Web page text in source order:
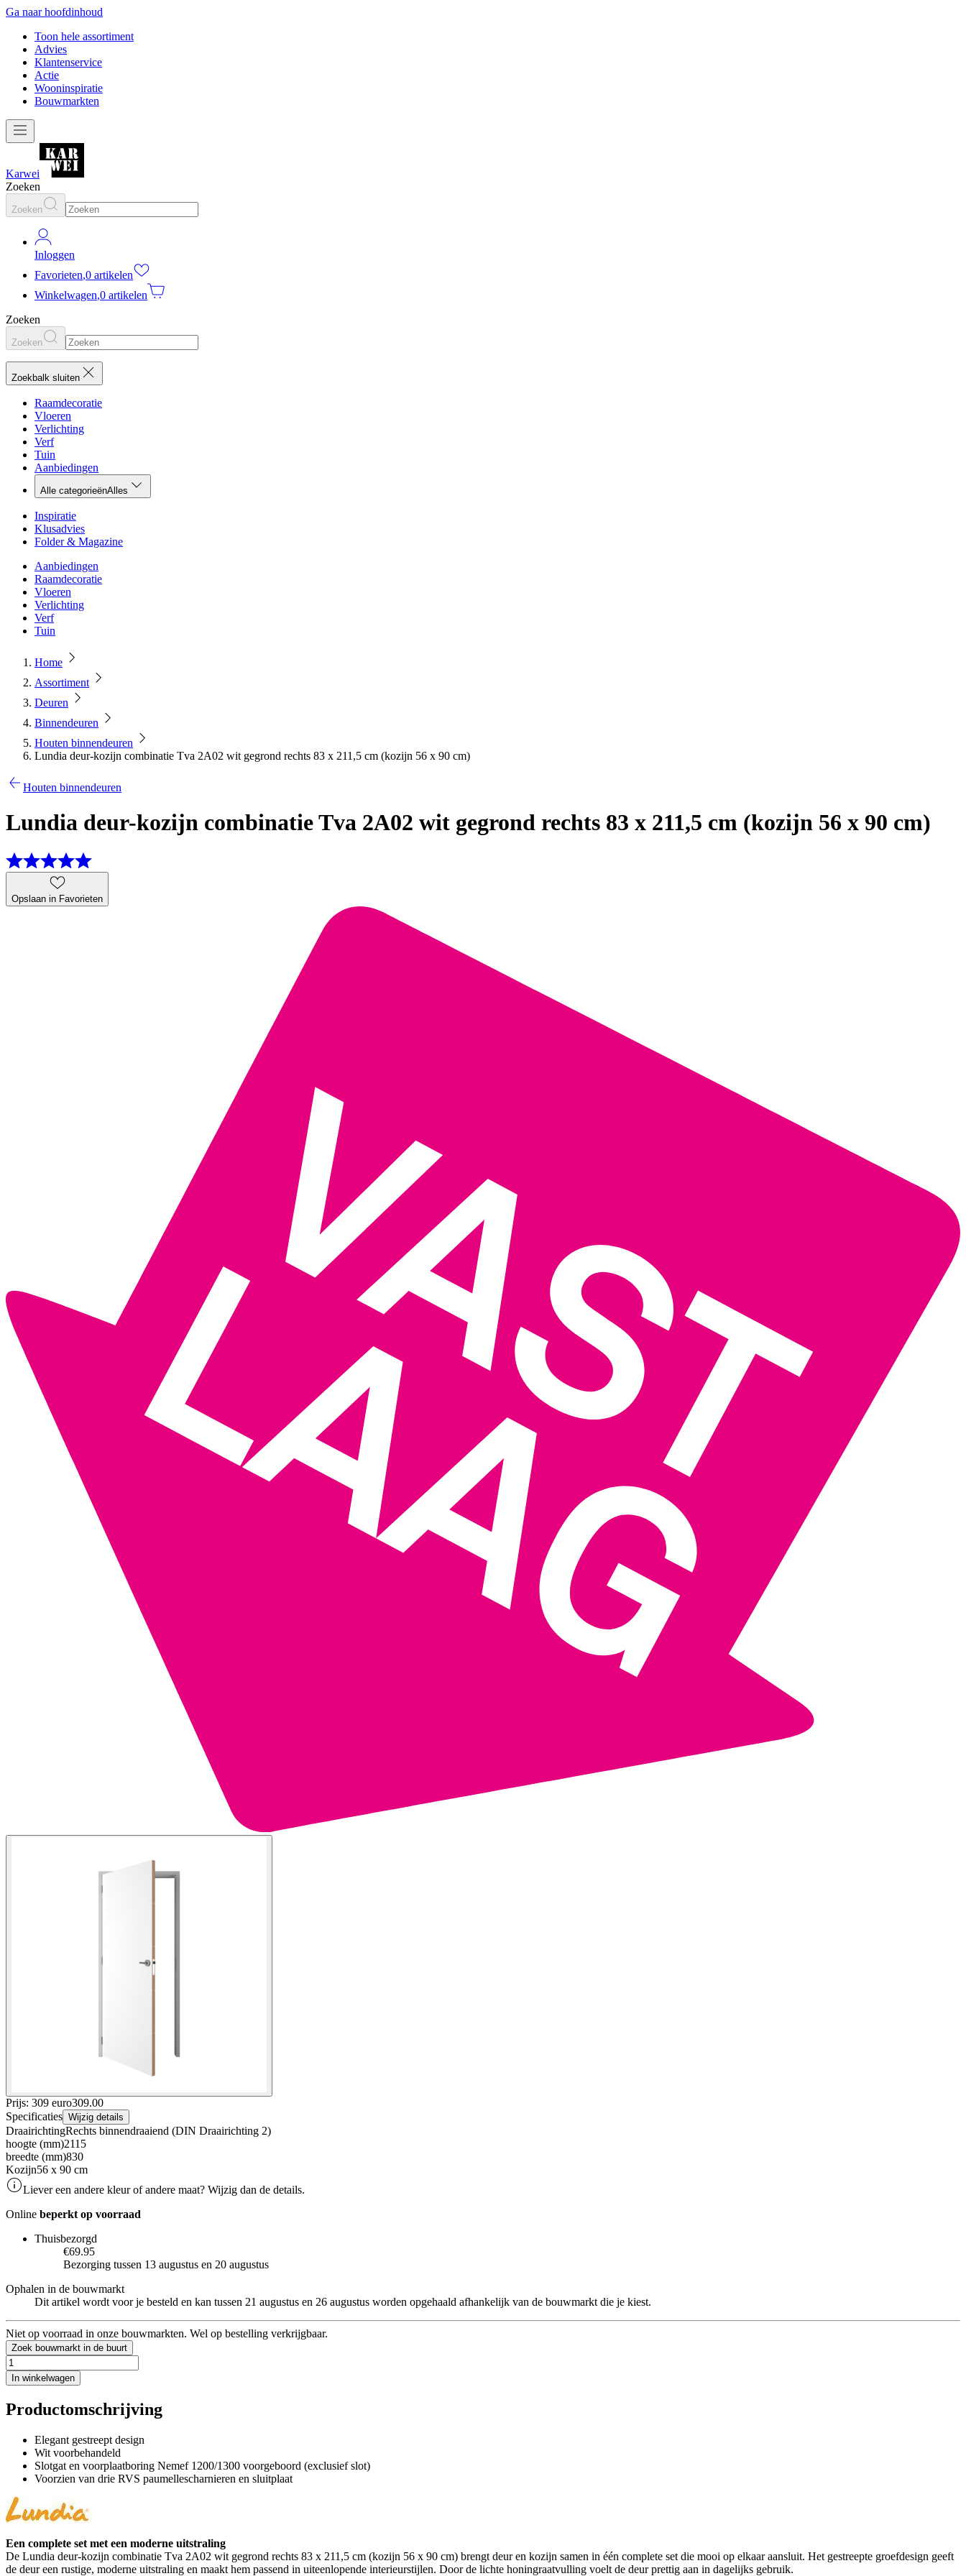
Ga naar hoofdinhoud
Toon hele assortiment
Advies
Klantenservice
Actie
Wooninspiratie
Bouwmarkten
Karwei
Zoeken
Zoeken
Inloggen
Favorieten,0 artikelen
Winkelwagen,0 artikelen
Zoeken
Zoeken
Zoekbalk sluiten
Raamdecoratie
Vloeren
Verlichting
Verf
Tuin
Aanbiedingen
Alle categorieënAlles
Inspiratie
Klusadvies
Folder & Magazine
Aanbiedingen
Raamdecoratie
Vloeren
Verlichting
Verf
Tuin
Home
Assortiment
Deuren
Binnendeuren
Houten binnendeuren
Lundia deur-kozijn combinatie Tva 2A02 wit gegrond rechts 83 x 211,5 cm (kozijn 56 x 90 cm)
Houten binnendeuren
Lundia deur-kozijn combinatie Tva 2A02 wit gegrond rechts 83 x 211,5 cm (kozijn 56 x 90 cm)
Opslaan in Favorieten
Prijs: 309 euro309.00
Specificaties Wijzig details
DraairichtingRechts binnendraaiend (DIN Draairichting 2)
hoogte (mm)2115
breedte (mm)830
Kozijn56 x 90 cm
Liever een andere kleur of andere maat? Wijzig dan de details.
Online beperkt op voorraad
Thuisbezorgd
€69.95
Bezorging tussen 13 augustus en 20 augustus
Ophalen in de bouwmarkt
Dit artikel wordt voor je besteld en kan tussen 21 augustus en 26 augustus worden opgehaald afhankelijk van de bouwmarkt die je kiest.
Niet op voorraad in onze bouwmarkten. Wel op bestelling verkrijgbaar.
Zoek bouwmarkt in de buurt
In winkelwagen
Productomschrijving
Elegant gestreept design
Wit voorbehandeld
Slotgat en voorplaatboring Nemef 1200/1300 voorgeboord (exclusief slot)
Voorzien van drie RVS paumellescharnieren en sluitplaat
Een complete set met een moderne uitstraling
De Lundia deur-kozijn combinatie Tva 2A02 wit gegrond rechts 83 x 211,5 cm (kozijn 56 x 90 cm) brengt deur en kozijn samen in één complete set die mooi op elkaar aansluit. Het gestreepte groefdesign geeft
de deur een rustige, moderne uitstraling en maakt hem passend in uiteenlopende interieurstijlen. Door de lichte honingraatvulling voelt de deur prettig aan in dagelijks gebruik.